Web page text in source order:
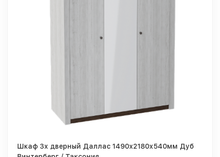
Шкаф 3х дверный Даллас 1490х2180х540мм Дуб